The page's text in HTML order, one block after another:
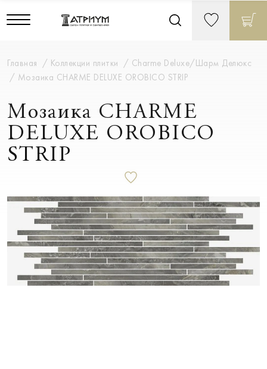
Главная Коллекции плитки
Charme Deluxe/Шарм Делюкс
Мозаика CHARME DELUXE OROBICO STRIP
Мозаика CHARME
DELUXE OROBICO
STRIP